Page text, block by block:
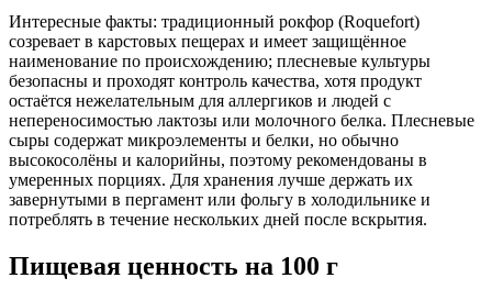
Интересные факты: традиционный рокфор (Roquefort)
созревает в карстовых пещерах и имеет защищённое
наименование по происхождению; плесневые культуры
безопасны и проходят контроль качества, хотя продукт
остаётся нежелательным для аллергиков и людей с
непереносимостью лактозы или молочного белка. Плесневые
сыры содержат микроэлементы и белки, но обычно
высокосолёны и калорийны, поэтому рекомендованы в
умеренных порциях. Для хранения лучше держать их
завернутыми в пергамент или фольгу в холодильнике и
потреблять в течение нескольких дней после вскрытия.
Пищевая ценность на 100 г